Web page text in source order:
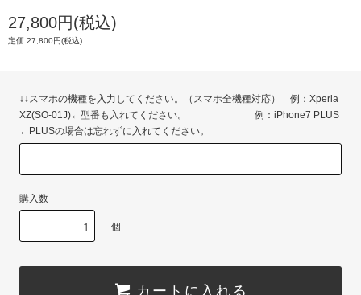
27,800円(税込)
定価 27,800円(税込)
↓↓スマホの機種を入力してください。（スマホ全機種対応） 例：Xperia
XZ(SO-01J)←型番も入れてください。 例：iPhone7 PLUS
←PLUSの場合は忘れずに入れてください。
購入数
個
カートに入れる